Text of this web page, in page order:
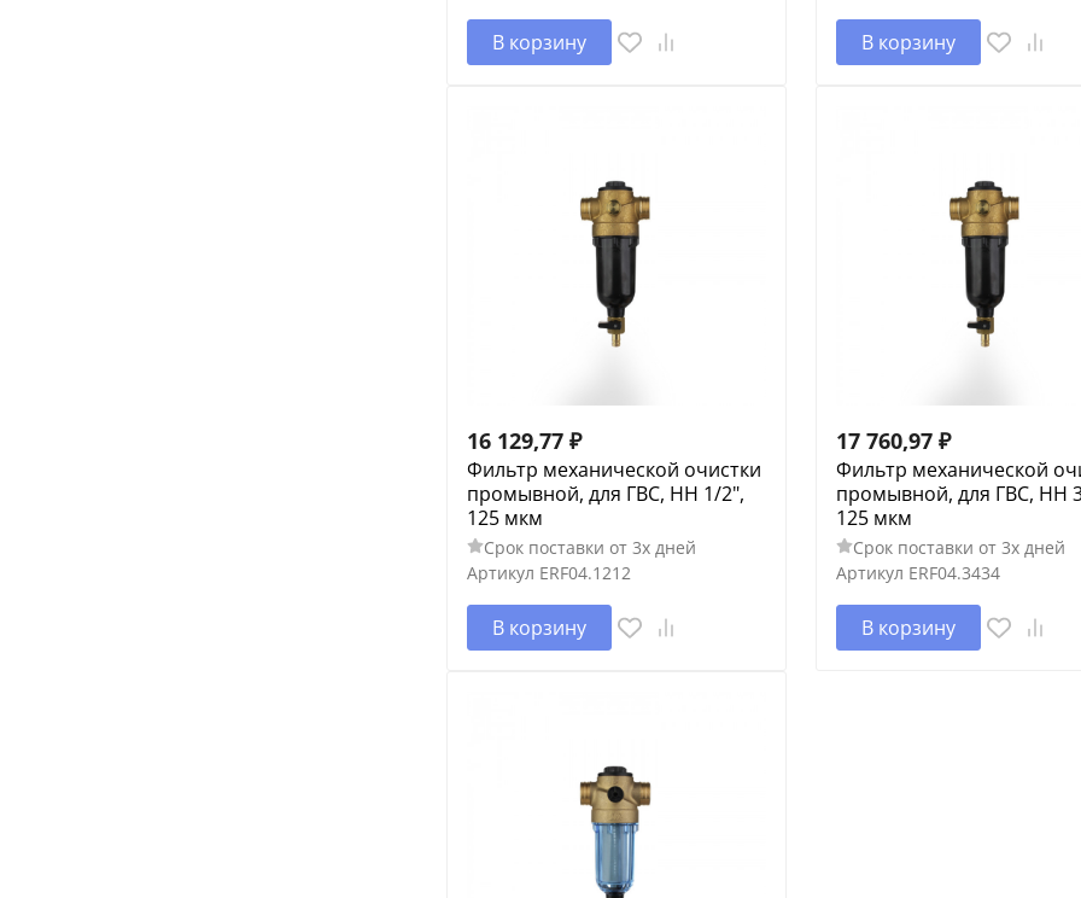
В корзину В корзину
16 129,77 ₽
Фильтр механической очистки
промывной, для ГВС, НН 1/2",
125 мкм
Срок поставки от 3х дней
Артикул ERF04.1212
В корзину
17 760,97 ₽
Фильтр механической
промывной, для ГВС, НН
125 мкм
Срок поставки от 3х дней
Артикул ERF04.3434
В корзину